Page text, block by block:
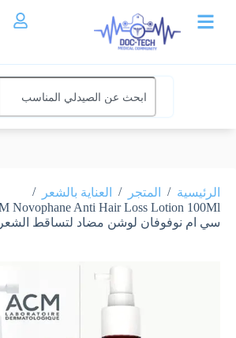
الرئيسية / المتجر / العناية بالشعر
/
سي ام نوفوفان لوشن مضاد لتساقط الشعر 100 مل